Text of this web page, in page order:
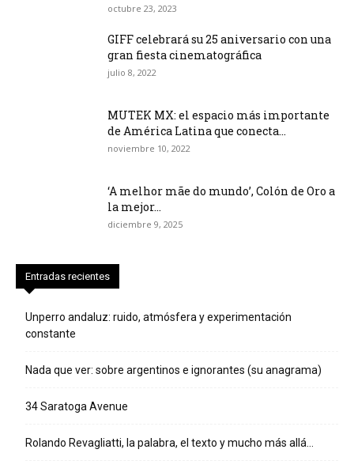
octubre 23, 2023
GIFF celebrará su 25 aniversario con una
gran fiesta cinematográfica
julio 8, 2022
MUTEK MX: el espacio más importante
de América Latina que conecta...
noviembre 10, 2022
‘A melhor mãe do mundo’, Colón de Oro a
la mejor...
diciembre 9, 2025
Entradas recientes
Unperro andaluz: ruido, atmósfera y experimentación
constante
Nada que ver: sobre argentinos e ignorantes (su anagrama)
34 Saratoga Avenue
Rolando Revagliatti, la palabra, el texto y mucho más allá…